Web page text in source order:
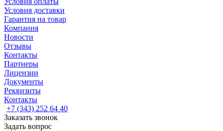
Условия доставки
Гарантия на товар
Компания
Новости
Отзывы
Контакты
Партнеры
Лицензии
Документы
Реквизиты
Контакты
+7 (343) 252 64 40
Заказать звонок
Задать вопрос